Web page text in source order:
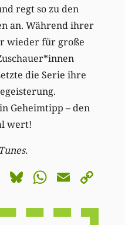
regt so zu den
an. Während ihrer
wieder für große
die Serie ihre
Geheimtipp – den
wert!
Facebook
BlueskyEmail